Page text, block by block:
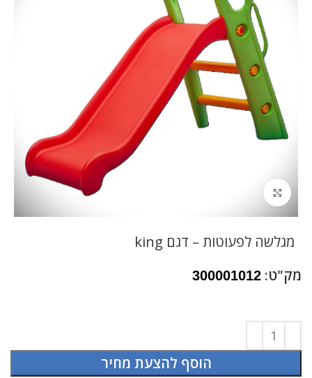
מגלשה לפעוטות – דגם king
מק"ט: 300001012
הוסף להצעת מחיר